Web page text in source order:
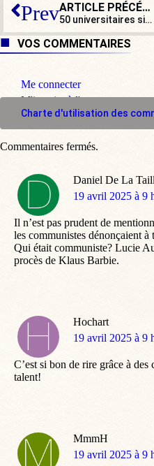
Prev ARTICLE PRÉCÉDENT
50 universitaires signent une tribune en soutien à Fabrice Balanche
VOS COMMENTAIRES
Me connecter
M'inscrire à l'espace
Charte d'utilisation des
Daniel De La
dit
19 avril 2025 à 9
Il n’est pas prudent de
les communistes dénonçaient à
Qui était communiste? Lucie
procès de Klaus Barbie.
Hochart
dit
19 avril 2025 à 9
C’est si bon de rire grâce à
talent!
MmmH
dit
19 avril 2025 à 9
Commentaires fermés.